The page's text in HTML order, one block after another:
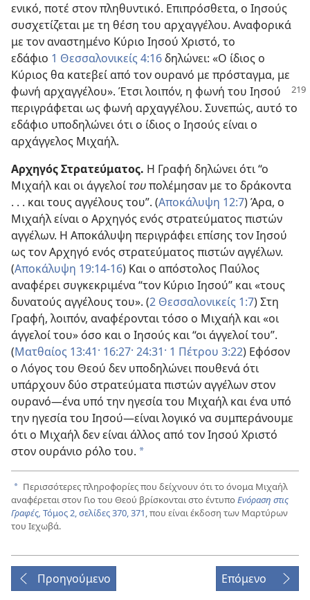
ενικό, ποτέ στον πληθυντικό. Επιπρόσθετα, ο Ιησούς
συσχετίζεται με τη θέση του αρχαγγέλου. Αναφορικά
με τον αναστημένο Κύριο Ιησού Χριστό, το
εδάφιο 1 Θεσσαλονικείς 4:16δηλώνει: «Ο ίδιος ο
Κύριος θα κατεβεί από τον ουρανό με πρόσταγμα, με
φωνή αρχαγγέλου». Έτσι λοιπόν, η φωνή του Ιησού
περιγράφεται ως φωνή αρχαγγέλου. Συνεπώς, αυτό το
εδάφιο υποδηλώνει ότι ο ίδιος ο Ιησούς είναι ο
αρχάγγελος Μιχαήλ.
Αρχηγός Στρατεύματος. Η Γραφή δηλώνει ότι “ο
Μιχαήλ και οι άγγελοίτουπολέμησαν με το δράκοντα
. . . και τους αγγέλους του”. (Αποκάλυψη 12:7) Άρα, ο
Μιχαήλ είναι ο Αρχηγός ενός στρατεύματος πιστών
αγγέλων. Η Αποκάλυψη περιγράφει επίσης τον Ιησού
ως τον Αρχηγό ενός στρατεύματος πιστών αγγέλων.
(Αποκάλυψη 19:14-16) Και ο απόστολος Παύλος
αναφέρει συγκεκριμένα “τον Κύριο Ιησού” και «τους
δυνατούς αγγέλους του». (2 Θεσσαλονικείς 1:7) Στη
Γραφή, λοιπόν, αναφέρονται τόσο ο Μιχαήλ και «οι
άγγελοί του» όσο και ο Ιησούς και “οι άγγελοί του”.
(Ματθαίος 13:41· 16:27· 24:31· 1 Πέτρου 3:22) Εφόσον
ο Λόγος του Θεού δεν υποδηλώνει πουθενά ότι
υπάρχουν δύο στρατεύματα πιστών αγγέλων στον
ουρανό—ένα υπό την ηγεσία του Μιχαήλ και ένα υπό
την ηγεσία του Ιησού—είναι λογικό να συμπεράνουμε
ότι ο Μιχαήλ δεν είναι άλλος από τον Ιησού Χριστό
στον ουράνιο ρόλο του. a
a Περισσότερες πληροφορίες που δείχνουν ότι το όνομα Μιχαήλ
αναφέρεται στον Γιο του Θεού βρίσκονται στο έντυπο Ενόραση στις
Γραφές, Τόμος 2, σελίδες 370, 371, που είναι έκδοση των Μαρτύρων
του Ιεχωβά.
Προηγούμενο Επόμενο